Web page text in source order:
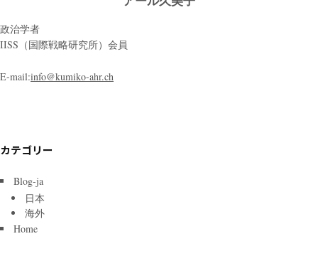
政治学者
IISS（国際戦略研究所）会員
E-mail:info@kumiko-ahr.ch
カテゴリー
Blog-ja
日本
海外
Home